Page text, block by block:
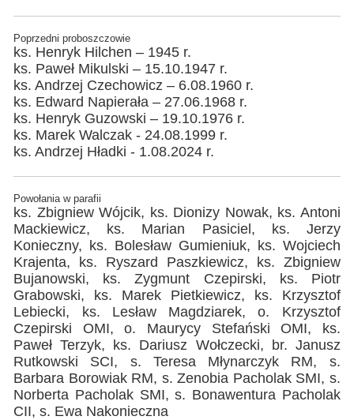
Poprzedni proboszczowie
ks. Henryk Hilchen – 1945 r.
ks. Paweł Mikulski – 15.10.1947 r.
ks. Andrzej Czechowicz – 6.08.1960 r.
ks. Edward Napierała – 27.06.1968 r.
ks. Henryk Guzowski – 19.10.1976 r.
ks. Marek Walczak - 24.08.1999 r.
ks. Andrzej Hładki - 1.08.2024 r.
Powołania w parafii
ks. Zbigniew Wójcik, ks. Dionizy Nowak, ks. Antoni
Mackiewicz, ks. Marian Pasiciel, ks. Jerzy
Konieczny, ks. Bolesław Gumieniuk, ks. Wojciech
Krajenta, ks. Ryszard Paszkiewicz, ks. Zbigniew
Bujanowski, ks. Zygmunt Czepirski, ks. Piotr
Grabowski, ks. Marek Pietkiewicz, ks. Krzysztof
Lebiecki, ks. Lesław Magdziarek, o. Krzysztof
Czepirski OMI, o. Maurycy Stefański OMI, ks.
Paweł Terzyk, ks. Dariusz Wołczecki, br. Janusz
Rutkowski SCI, s. Teresa Młynarczyk RM, s.
Barbara Borowiak RM, s. Zenobia Pacholak SMI, s.
Norberta Pacholak SMI, s. Bonawentura Pacholak
CII, s. Ewa Nakonieczna